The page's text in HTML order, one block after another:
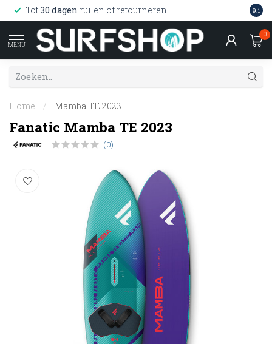
Tot30 dagen ruilen of retourneren 9.1
MENU
0
Home / Mamba TE 2023
Fanatic Mamba TE 2023
(0)